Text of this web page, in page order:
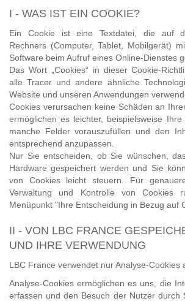
I - WAS IST EIN COOKIE?
Ein Cookie ist eine Textdatei, die auf
Rechners (Computer, Tablet, Mobilgerät)
Software beim Aufruf eines Online-Dienstes
Das Wort „Cookies“ in dieser Cookie-
alle Tracer und andere ähnliche
Website und unseren Anwendungen
Cookies verursachen keine Schäden an
ermöglichen es leichter, beispielsweise Ihre
manche Felder vorauszufüllen und den
entsprechend anzupassen.
Nur Sie entscheiden, ob Sie wünschen,
Hardware gespeichert werden und Sie
von Cookies leicht steuern. Für
Verwaltung und Kontrolle von Cookies
Menüpunkt "Ihre Entscheidung in Bezug auf
II - VON LBC FRANCE
UND IHRE VERWENDUNG
LBC France verwendet nur Analyse-Cookies
Analyse-Cookies ermöglichen es uns, die
erfassen und den Besuch der Nutzer durch